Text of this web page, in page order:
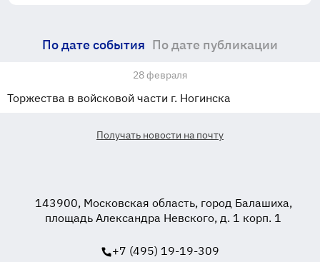
По дате события По дате публикации
28 февраля
Торжества в войсковой части г. Ногинска
Получать новости на почту
143900, Московская область, город Балашиха,
площадь Александра Невского, д. 1 корп. 1
+7 (495) 19-19-309